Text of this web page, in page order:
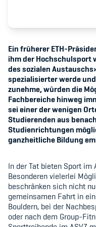
Academy
Blog
Diversität &
Ein früherer ETH-
ihm der Hochschulsport
des sozialen
spezialisierter werde
zunehme, würden die
Fachbereiche hinweg
sei einer der wenigen
Studierenden aus
Studienrichtungen
ganzheitliche Bildung
In der Tat bieten Sport im
Besonderen vielerlei
beschränken sich nicht
gemeinsamen Fahrt in
Bouldern, bei der
oder nach dem Group-